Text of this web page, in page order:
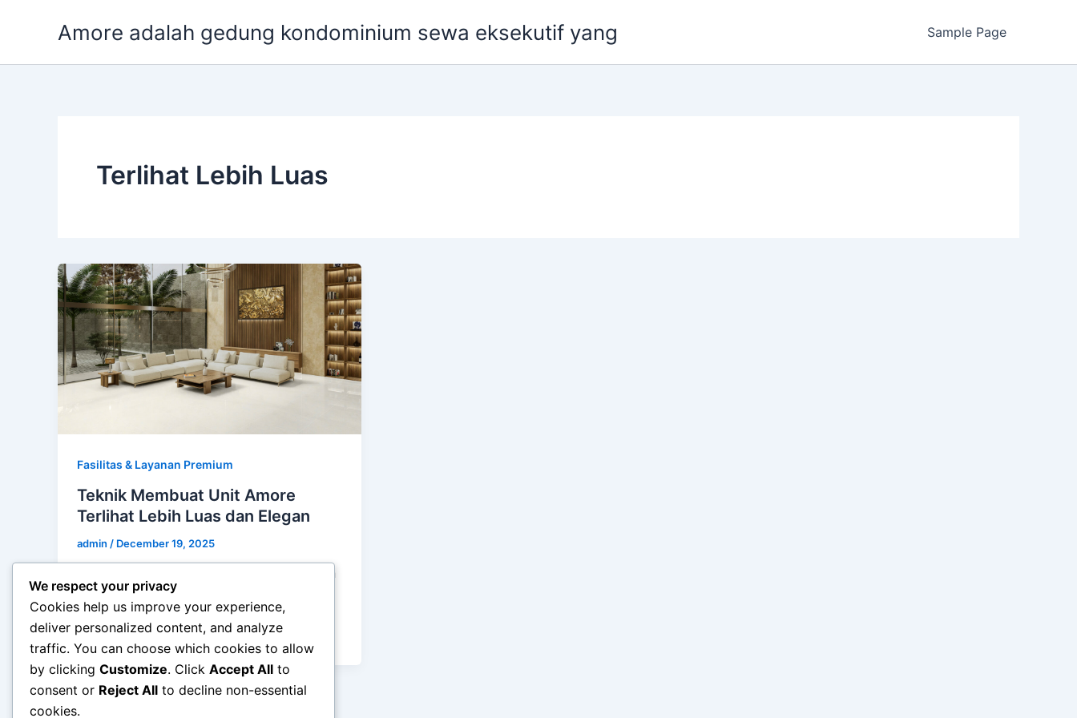
Amore adalah gedung kondominium sewa eksekutif yang Sample Page
Terlihat Lebih Luas
Fasilitas & Layanan Premium
Teknik Membuat Unit Amore
Terlihat Lebih Luas dan Elegan
admin / December 19, 2025
Teknik Membuat Unit Amore Terlihat Lebih
Luas dan Elegan – Unit Amore umumnya
dirancang dengan konsep hunian modern
yang ringkas […]
We respect your privacy
Cookies help us improve your experience,
deliver personalized content, and analyze
traffic. You can choose which cookies to allow
by clicking Customize. Click Accept All to
consent or Reject All to decline non-essential
cookies.